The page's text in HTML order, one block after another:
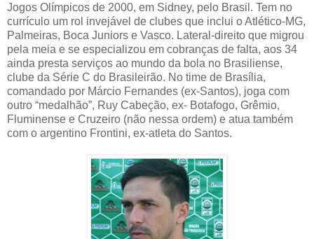
Jogos Olímpicos de 2000, em Sidney, pelo Brasil. Tem no
currículo um rol invejável de clubes que inclui o Atlético-MG,
Palmeiras, Boca Juniors e Vasco. Lateral-direito que migrou
pela meia e se especializou em cobranças de falta, aos 34
ainda presta serviços ao mundo da bola no Brasiliense,
clube da Série C do Brasileirão. No time de Brasília,
comandado por Márcio Fernandes (ex-Santos), joga com
outro “medalhão”, Ruy Cabeção, ex- Botafogo, Grêmio,
Fluminense e Cruzeiro (não nessa ordem) e atua também
com o argentino Frontini, ex-atleta do Santos.